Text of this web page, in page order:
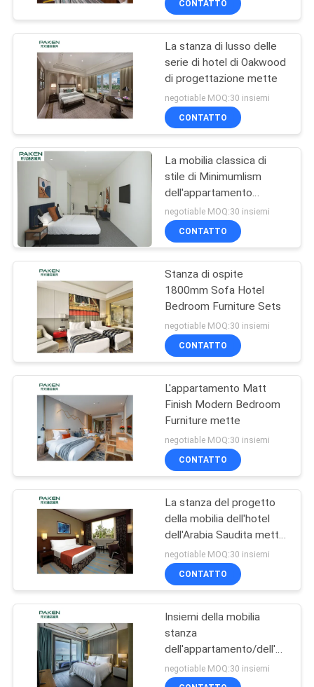
CONTROLLO
DI
QUALITÀ
CONTATTICI
RICHIEDA
UNA
CITAZIONE
MAPPA
DEL
SITO
PRIVACY
POLICY
CONTATTO
La stanza di lusso delle
serie di hotel di Oakwood
di progettazione mette
negotiable MOQ:30 insiemi
CONTATTO
La mobilia classica di
stile di Minimumlism
dell'appartamento
moderno fissa le
dimensioni su misura
negotiable MOQ:30 insiemi
CONTATTO
Stanza di ospite
1800mm Sofa Hotel
Bedroom Furniture Sets
negotiable MOQ:30 insiemi
CONTATTO
L'appartamento Matt
Finish Modern Bedroom
Furniture mette
negotiable MOQ:30 insiemi
CONTATTO
La stanza del progetto
della mobilia dell'hotel
dell'Arabia Saudita mette
per progettazione cinque
stelle dell'hotel di vendita
negotiable MOQ:30 insiemi
CONTATTO
Insiemi della mobilia
stanza
dell'appartamento/dell'hotel
con Sofa Bed & area
pranzante & area di vita
negotiable MOQ:30 insiemi